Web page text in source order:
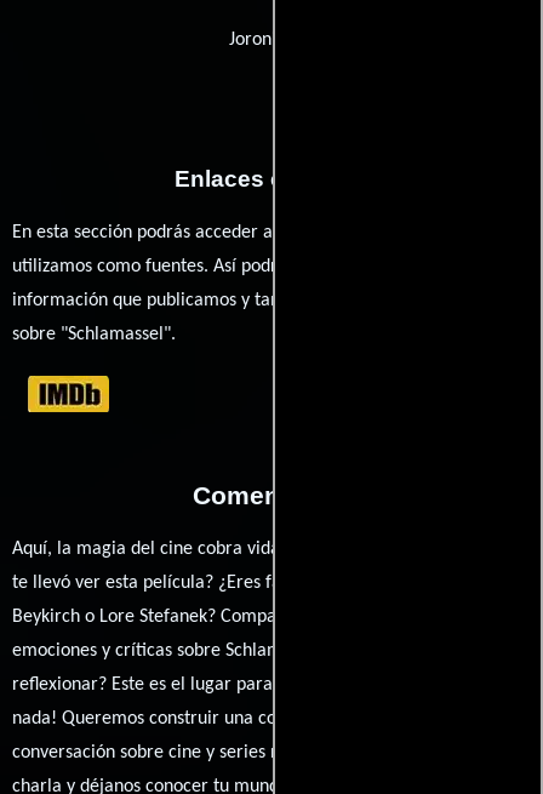
Joroni Film
Enlaces externos
En esta sección podrás acceder a los recursos externos que
utilizamos como fuentes. Así podrás chequear toda la
información que publicamos y también ampliar tu conocimiento
sobre "Schlamassel".
Comentarios
Aquí, la magia del cine cobra vida a través de tus opiniones. ¿Qué
te llevó ver esta película? ¿Eres fan de Sylke Enders, Mareike
Beykirch o Lore Stefanek? Comparte tus pensamientos,
emociones y críticas sobre Schlamassel. ¿Te hizo reír, llorar o
reflexionar? Este es el lugar para expresarlo. ¡No te guardes
nada! Queremos construir una comunidad apasionada donde la
conversación sobre cine y series nunca se detenga. Únete a la
charla y déjanos conocer tu mundo cinematográfico. ¡Los